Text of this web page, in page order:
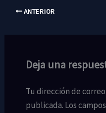
ANTERIOR
Deja una
Tu dirección de
publicada. Los